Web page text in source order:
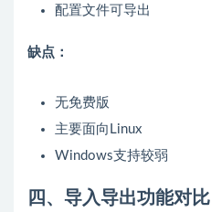
配置文件可导出
缺点：
无免费版
主要面向Linux
Windows支持较弱
四、导入导出功能对比